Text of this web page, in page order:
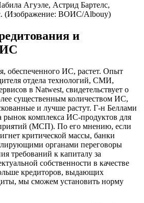
Агуэле, Астрид Бартелс,
(Изображение: ВОИС/Albouy)
и
ИС
обеспеченного ИС, растет. Опыт
отдела технологий, СМИ,
в Natwest, свидетельствует о
существенным количеством ИС,
и лучше растут. Г-н Беллами
рынок комплекса ИС-продуктов для
(МСП). По его мнению, если
критической массы, банки
органами переговоры
требований к капиталу за
собственности в качестве
кредиторов, выдающих
мы сможем установить норму